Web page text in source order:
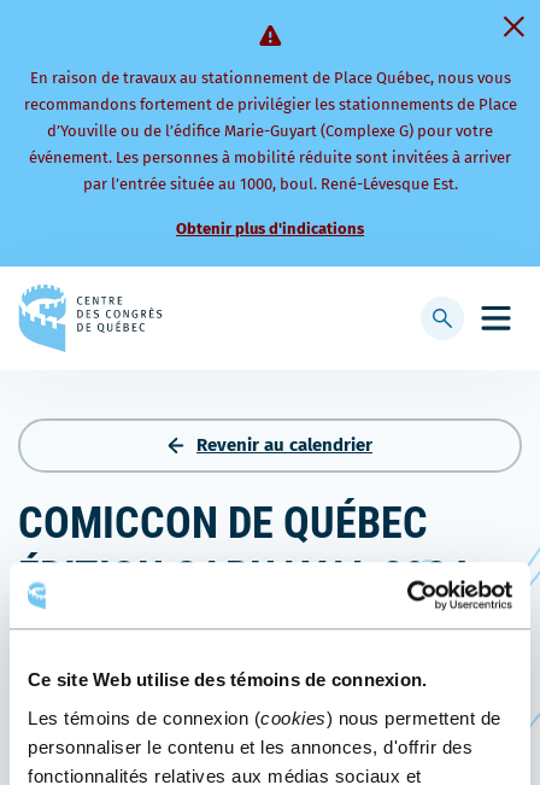
Ce site Web utilise des témoins de connexion.
Les témoins de connexion (cookies) nous permettent de
personnaliser le contenu et les annonces, d'offrir des
fonctionnalités relatives aux médias sociaux et
En raison de travaux au stationnement de Place Québec, nous vous
recommandons fortement de privilégier les stationnements de Place
d’Youville ou de l’édifice Marie-Guyart (Complexe G) pour votre
événement. Les personnes à mobilité réduite sont invitées à arriver
par l’entrée située au 1000, boul. René-Lévesque Est.
Obtenir plus d'indications
à
Afficher
recherche
Revenir au calendrier
COMICCON DE QUÉBEC
ÉDITION CARNAVAL 2024
10au11 février 2024
Les 10 et 11 février 2024, le Centre des congrès de